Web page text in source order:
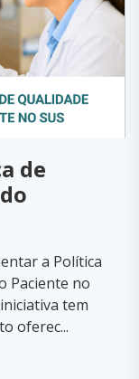
de
a Política
Paciente no
tem
oferec...